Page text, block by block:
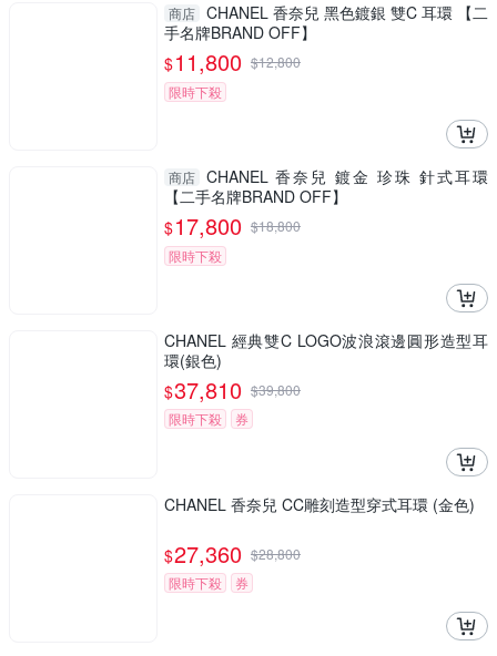
商店 CHANEL 香奈兒 黑色鍍銀 雙C 耳環 【二
手名牌BRAND OFF】
$11,800 $12,800
限時下殺
商店 CHANEL 香奈兒 鍍金 珍珠 針式耳環
【二手名牌BRAND OFF】
$17,800 $18,800
限時下殺
CHANEL 經典雙C LOGO波浪滾邊圓形造型耳
環(銀色)
$37,810 $39,800
限時下殺
券
CHANEL 香奈兒 CC雕刻造型穿式耳環 (金色)
$27,360 $28,800
限時下殺
券